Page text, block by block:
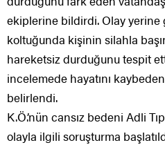
ekiplerine bildirdi. Olay yerine
koltuğunda kişinin silahla
hareketsiz durduğunu tespit
incelemede hayatını
belirlendi.
K.Ö.’nün cansız bedeni Adli
olayla ilgili soruşturma